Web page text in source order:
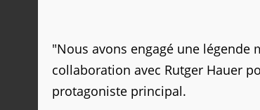
"Nous avons engagé une légende
collaboration avec Rutger Hauer
protagoniste principal.